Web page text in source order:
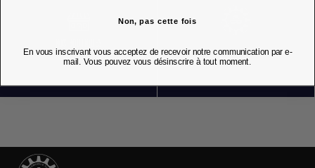
Non, pas cette fois
En vous inscrivant vous acceptez de recevoir notre communication par e-
mail. Vous pouvez vous désinscrire à tout moment.